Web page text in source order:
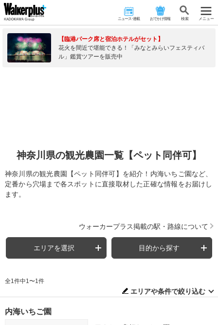
ニュース･連載 おでかけ情報 検 索 メニュー
【臨港パーク席と宿泊ホテルがセット】
花火を間近で堪能できる！「みなとみらいフェスティバ
ル」鑑賞ツアーを販売中
神奈川県の観光農園一覧【ペット同伴可】
神奈川県の観光農園【ペット同伴可】を紹介！内海いちご園など、
定番から穴場まで各スポットに直接取材した正確な情報をお届けし
ます。
ウォーカープラス掲載の駅・路線について
エリアを選択 目的から探す
全1件中1〜1件
エリアや条件で絞り込む
内海いちご園